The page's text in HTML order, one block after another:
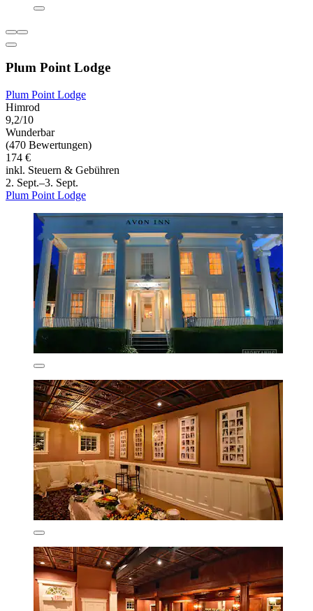
Plum Point Lodge
Plum Point Lodge
Himrod
9,2/10
Wunderbar
(470 Bewertungen)
174 €
inkl. Steuern & Gebühren
2. Sept.–3. Sept.
Plum Point Lodge